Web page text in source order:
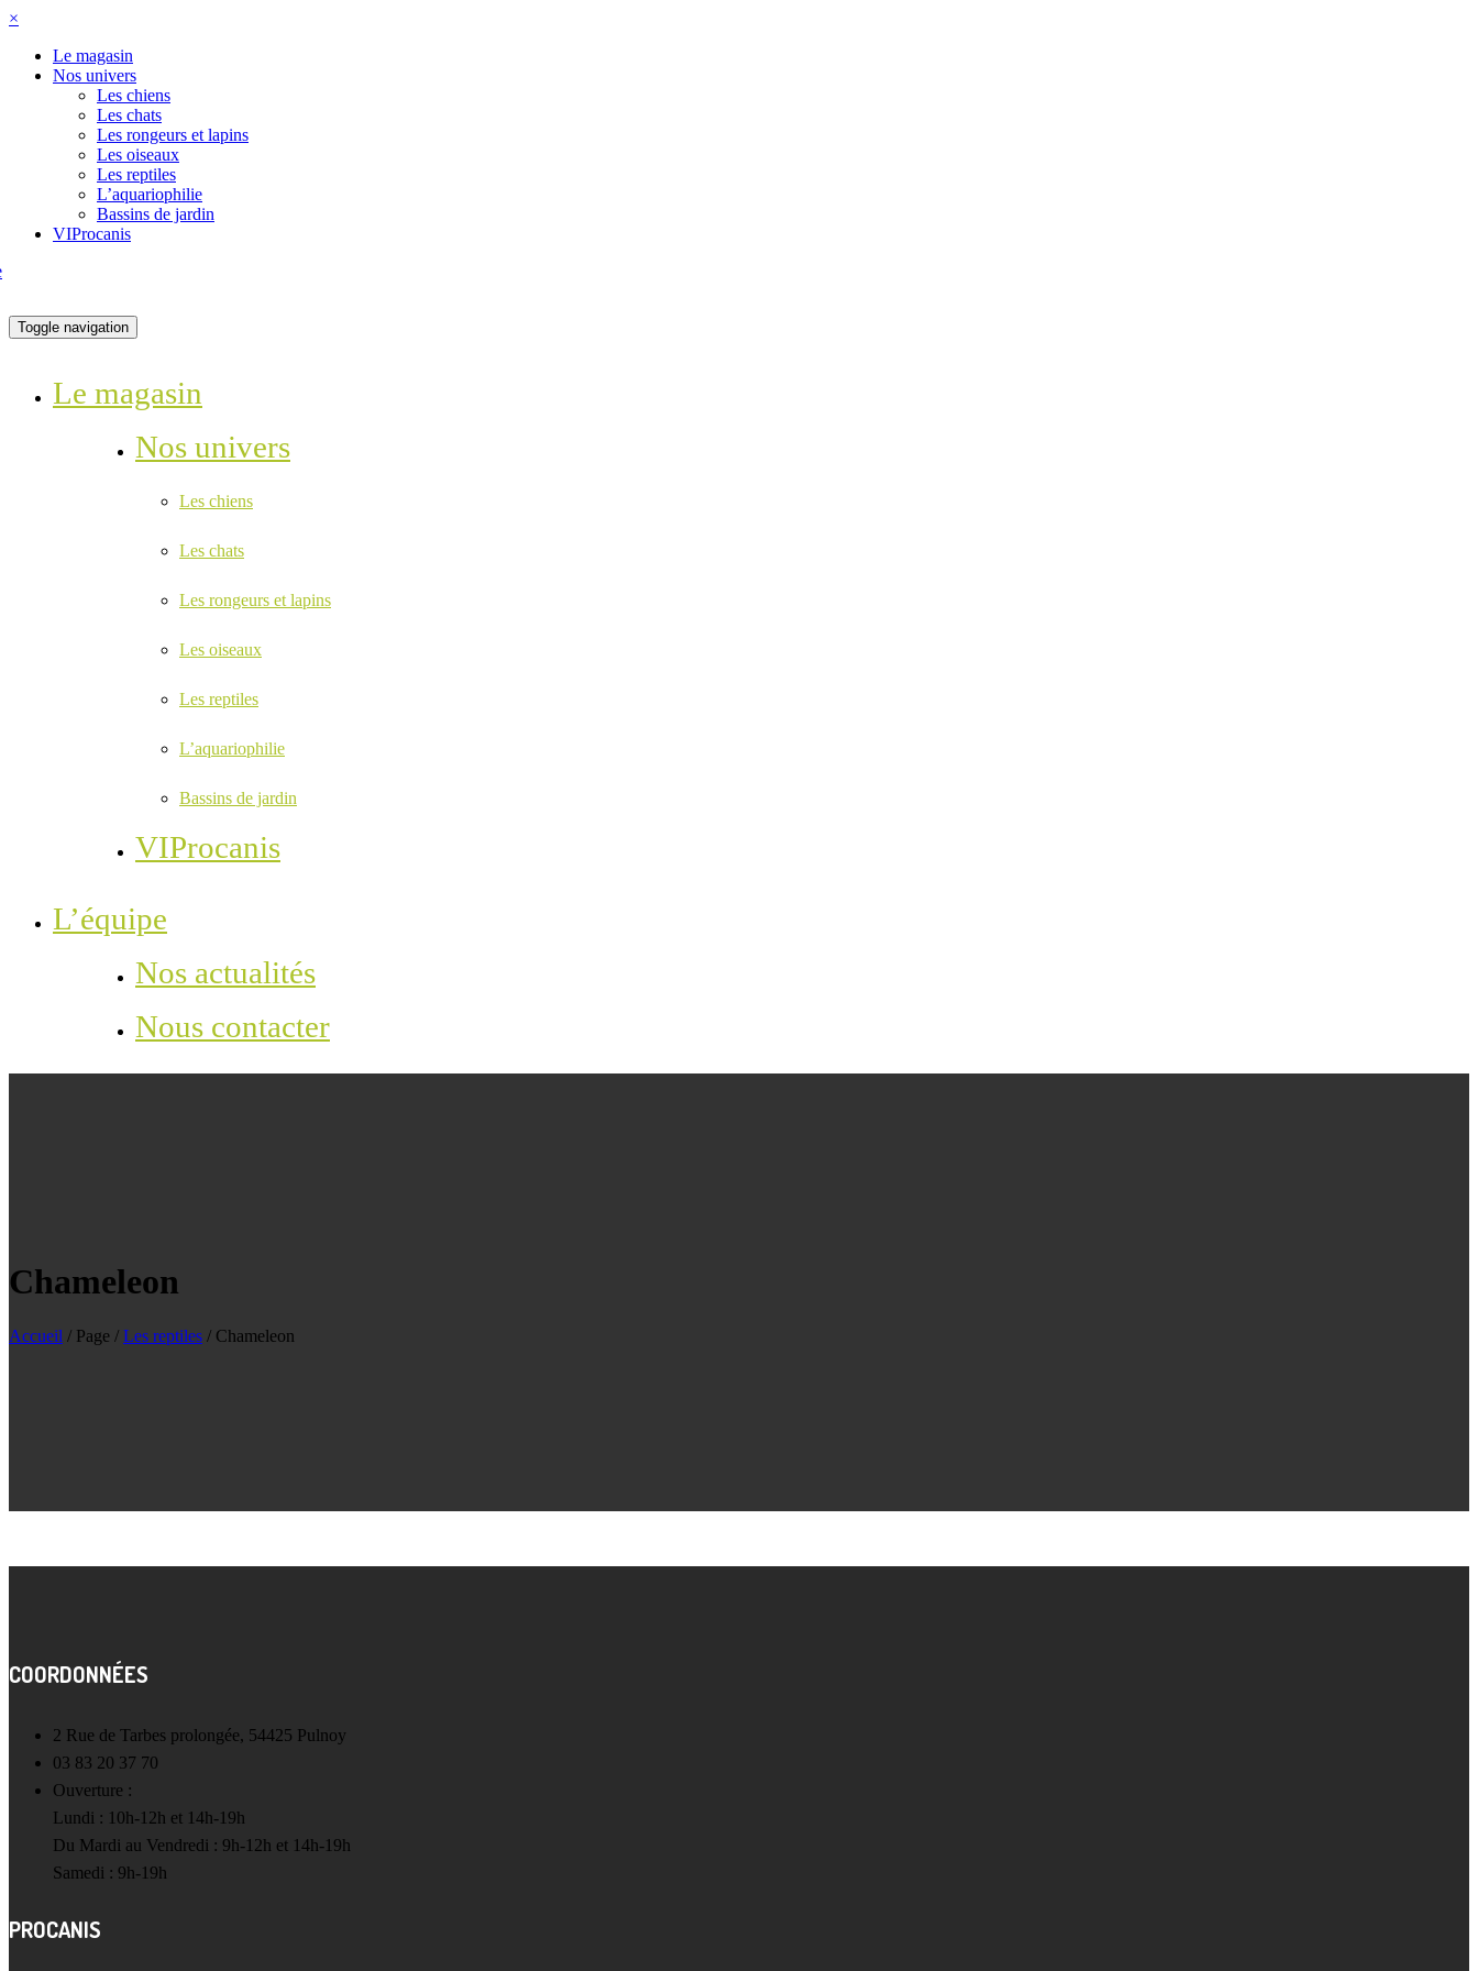
×
Le magasin
Nos univers
Les chiens
Les chats
Les rongeurs et lapins
Les oiseaux
Les reptiles
L’aquariophilie
Bassins de jardin
VIProcanis
Toggle navigation
Le magasin
Nos univers
Les chiens
Les chats
Les rongeurs et lapins
Les oiseaux
Les reptiles
L’aquariophilie
Bassins de jardin
VIProcanis
L’équipe
Nos actualités
Nous contacter
Chameleon
Accueil / Page / Les reptiles / Chameleon
COORDONNÉES
2 Rue de Tarbes prolongée, 54425 Pulnoy
03 83 20 37 70
Ouverture :
Lundi : 10h-12h et 14h-19h
Du Mardi au Vendredi : 9h-12h et 14h-19h
Samedi : 9h-19h
PROCANIS